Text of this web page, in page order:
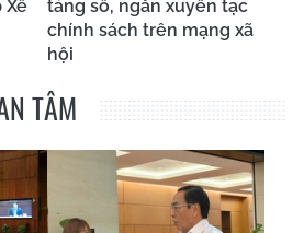
Xê
tảng số, ngăn xuyên tạc
chính sách trên mạng xã
hội
TÂM